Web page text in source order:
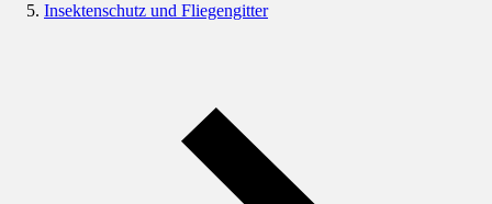
Insektenschutz und Fliegengitter